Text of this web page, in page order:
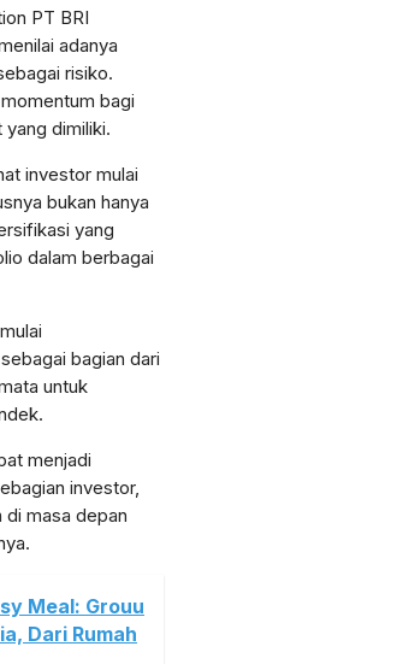
PT BRI
adanya
risiko.
bagi
dimiliki.
investor mulai
bukan hanya
yang
dalam berbagai
bagian dari
untuk
menjadi
investor,
di masa depan
Meal: Grouu
Dari Rumah